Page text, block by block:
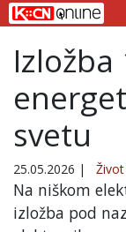
Izložba
svetu
25.05.2026 | Život
Na niškom
izložba pod